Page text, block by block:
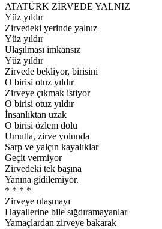
ATATÜRK ZİRVEDE YALNIZ
Yüz yıldır
Zirvedeki yerinde yalnız
Yüz yıldır
Ulaşılması imkansız
Yüz yıldır
Zirvede bekliyor, birisini
O birisi otuz yıldır
Zirveye çıkmak istiyor
O birisi otuz yıldır
İnsanlıktan uzak
O birisi özlem dolu
Umutla, zirve yolunda
Sarp ve yalçın kayalıklar
Geçit vermiyor
Zirvedeki tek başına
Yanına gidilemiyor.
* * * *
Zirveye ulaşmayı
Hayallerine bile sığdıramayanlar
Yamaçlardan zirveye bakarak